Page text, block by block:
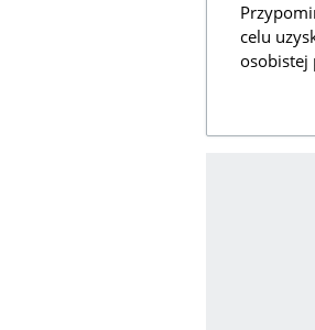
celu
osobistej